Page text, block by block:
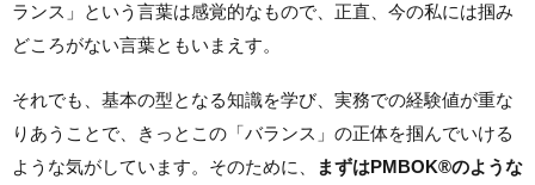
ランス」という言葉は感覚的なもので、正直、今の私には掴み
どころがない言葉ともいまえす。
それでも、基本の型となる知識を学び、実務での経験値が重な
りあうことで、きっとこの「バランス」の正体を掴んでいける
ような気がしています。そのために、
まずはPMBOK®のような